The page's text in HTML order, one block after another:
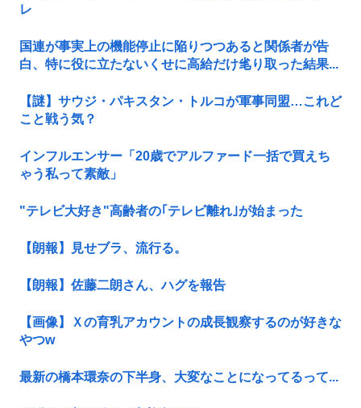
レ
国連が事実上の機能停止に陥りつつあると関係者が告
白、特に役に立たないくせに高給だけ毟り取った結果...
【謎】サウジ・パキスタン・トルコが軍事同盟…これど
こと戦う気？
インフルエンサー「20歳でアルファード一括で買えち
ゃう私って素敵」
"テレビ大好き"高齢者の｢テレビ離れ｣が始まった
【朗報】見せブラ、流行る。
【朗報】佐藤二朗さん、ハグを報告
【画像】Ｘの育乳アカウントの成長観察するのが好きな
やつw
最新の橋本環奈の下半身、大変なことになってるって...